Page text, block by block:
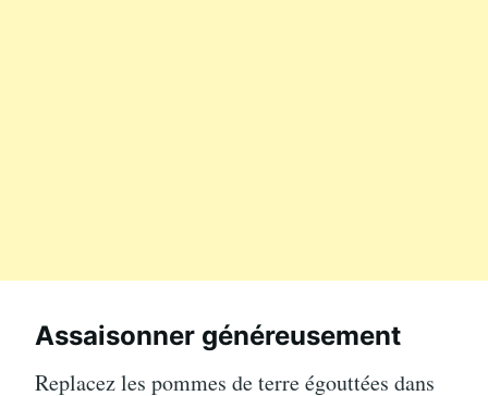
Assaisonner généreusement
Replacez les pommes de terre égouttées dans